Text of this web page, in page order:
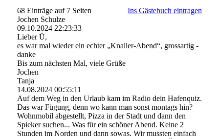
68 Einträge auf 7 Seiten
Ins Gästebuch eintragen
Jochen Schulze
09.10.2024 22:23:33
Lieber Ü,
es war mal wieder ein echter „Knaller-Abend“, grossartig -
danke
Bis zum nächsten Mal, viele Grüße
Jochen
Tanja
14.08.2024 00:55:11
Auf dem Weg in den Urlaub kam im Radio dein Hafenquiz.
Das war Fügung, denn wo kann man sonst montags hin?
Wohnmobil abgestellt, Pizza in der Stadt und dann den
Spieker suchen... Was für ein schöner Abend. Keine 2
Stunden im Norden und dann sowas. Wir mussten einfach